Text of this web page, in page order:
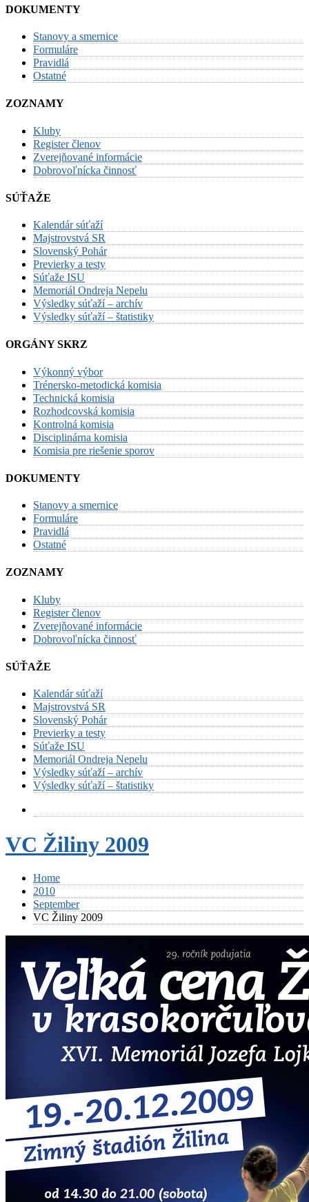
DOKUMENTY
Stanovy a smernice
Formuláre
Pravidlá
Ostatné
ZOZNAMY
Kluby
Register členov
Zverejňované informácie
Dobrovoľnícka činnosť
SÚŤAŽE
Kalendár súťaží
Majstrovstvá SR
Slovenský Pohár
Previerky a testy
Súťaže ISU
Memoriál Ondreja Nepelu
Výsledky súťaží – archív
Výsledky súťaží – štatistiky
ORGÁNY SKRZ
Výkonný výbor
Trénersko-metodická komisia
Technická komisia
Rozhodcovská komisia
Kontrolná komisia
Disciplinárna komisia
Komisia pre riešenie sporov
DOKUMENTY
Stanovy a smernice
Formuláre
Pravidlá
Ostatné
ZOZNAMY
Kluby
Register členov
Zverejňované informácie
Dobrovoľnícka činnosť
SÚŤAŽE
Kalendár súťaží
Majstrovstvá SR
Slovenský Pohár
Previerky a testy
Súťaže ISU
Memoriál Ondreja Nepelu
Výsledky súťaží – archív
Výsledky súťaží – štatistiky
VC Žiliny 2009
Home
2010
September
VC Žiliny 2009